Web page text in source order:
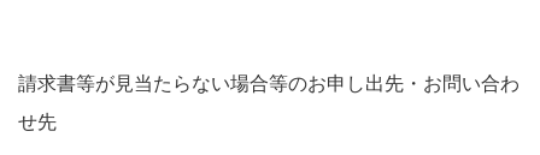
請求書等が見当たらない場合等のお申し出先・お問い合わ
せ先